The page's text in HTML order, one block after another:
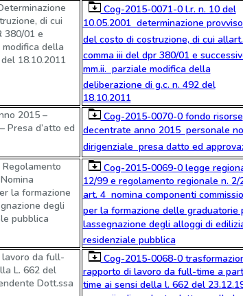
di cui
380/01 e
modifica della
18.10.2011
Cog-2015-0071-0 l.r. n. 10 del
10.05.2001  determinazione
del costo di costruzione, di cui
comma iii del dpr 380/01 e
mm.ii.  parziale modifica della
deliberazione di g.c. n. 492 del
18.10.2011
2015 –
Presa d’atto ed
Cog-2015-0070-0 fondo risorse
decentrate anno 2015  personale
dirigenziale  presa datto ed
la formazione
degli
pubblica
Cog-2015-0069-0 legge
12/99 e regolamento regionale n. 2/
art. 4  nomina componenti
per la formazione delle graduatorie
lassegnazione degli alloggi di
residenziale pubblica
lavoro da full-
L. 662 del
Dott.ssa
Cog-2015-0068-0
rapporto di lavoro da full-time a
time ai sensi della l. 662 del